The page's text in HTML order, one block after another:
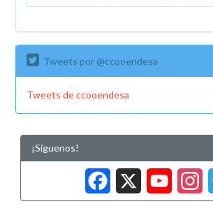
Tweets por @ccooendesa
Tweets de ccooendesa
¡Síguenos!
X